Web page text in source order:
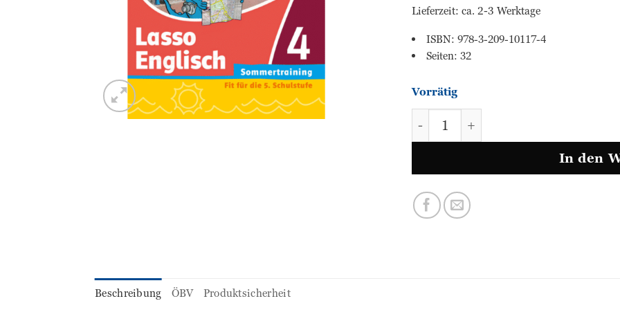
Lieferzeit: ca. 2-3 Werktage
ISBN: 978-3-209-10117-4
Seiten: 32
Vorrätig
Lasso Englisch - Sommertraining
In den
Beschreibung ÖBV Produktsicherheit